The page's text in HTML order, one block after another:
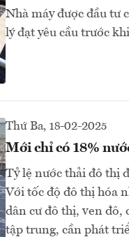
Nhà máy được đầu tư
lý đạt yêu cầu trước
Thứ Ba, 18-02-2025
Mới chỉ có 18%
Tỷ lệ nước thải đô thị
Với tốc độ đô thị hóa
dân cư đô thị, ven đô,
tập trung, cần phát